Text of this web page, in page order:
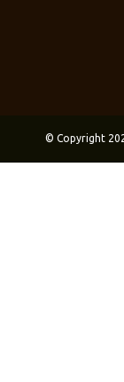
© Copyright